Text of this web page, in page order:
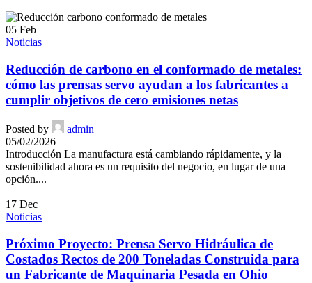
05 Feb
Noticias
Reducción de carbono en el conformado de metales:
cómo las prensas servo ayudan a los fabricantes a
cumplir objetivos de cero emisiones netas
Posted by
admin
05/02/2026
Introducción La manufactura está cambiando rápidamente, y la
sostenibilidad ahora es un requisito del negocio, en lugar de una
opción....
17 Dec
Noticias
Próximo Proyecto: Prensa Servo Hidráulica de
Costados Rectos de 200 Toneladas Construida para
un Fabricante de Maquinaria Pesada en Ohio